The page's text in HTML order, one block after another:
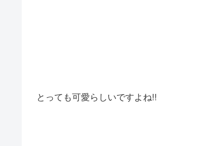
とっても可愛らしいですよね!!